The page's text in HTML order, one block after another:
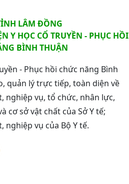
LÂM ĐỒNG
Y HỌC CỔ TRUYỀN - PHỤC HỒI
BÌNH THUẬN
- Phục hồi chức năng Bình
quản lý trực tiếp, toàn diện về
nghiệp vụ, tổ chức, nhân lực,
cơ sở vật chất của Sở Y tế;
nghiệp vụ của Bộ Y tế.